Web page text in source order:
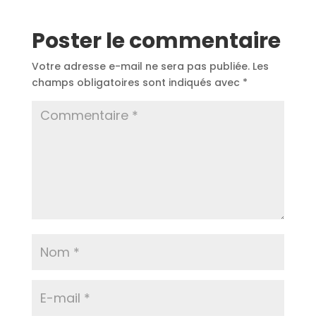
Poster le commentaire
Votre adresse e-mail ne sera pas publiée. Les
champs obligatoires sont indiqués avec *